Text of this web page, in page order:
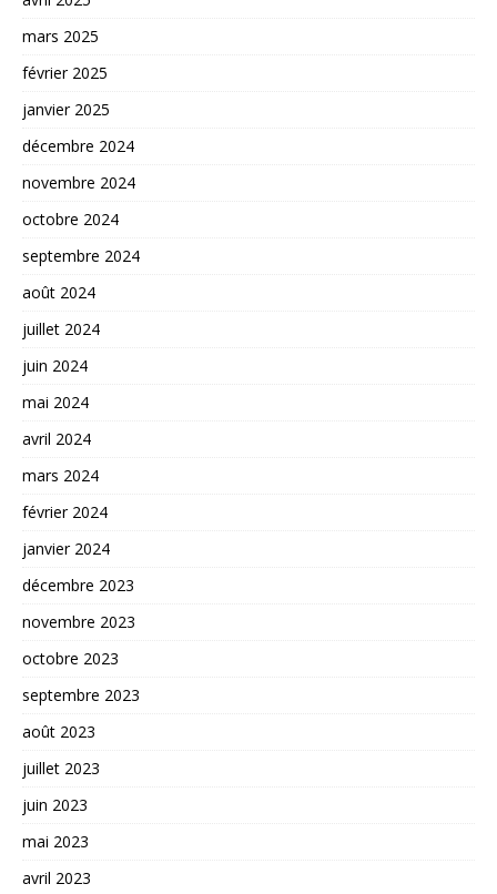
mars 2025
février 2025
janvier 2025
décembre 2024
novembre 2024
octobre 2024
septembre 2024
août 2024
juillet 2024
juin 2024
mai 2024
avril 2024
mars 2024
février 2024
janvier 2024
décembre 2023
novembre 2023
octobre 2023
septembre 2023
août 2023
juillet 2023
juin 2023
mai 2023
avril 2023